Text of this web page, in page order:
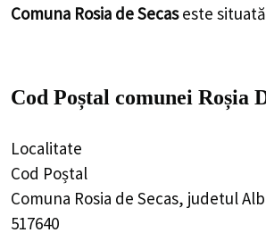
Comuna Rosia de Secaseste
Cod Poștal comunei Roșia
Localitate
Cod Poștal
Comuna Rosia de Secas, judetul
517640